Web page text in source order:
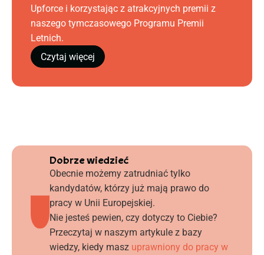
Upforce i korzystając z atrakcyjnych premii z
naszego tymczasowego Programu Premii
Letnich.
Czytaj więcej
Dobrze wiedzieć
Obecnie możemy zatrudniać tylko
kandydatów, którzy już mają prawo do
pracy w Unii Europejskiej.
Nie jesteś pewien, czy dotyczy to Ciebie?
Przeczytaj w naszym artykule z bazy
wiedzy, kiedy masz uprawniony do pracy w